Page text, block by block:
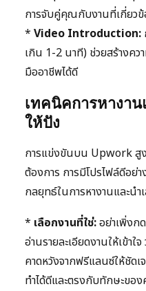
การจับคู่คุณกับงานที่เกี่ยว
* Video Introduction:
เกิน 1-2 นาที) ช่วยสร้างคว
มืออาชีพได้ดี
เทคนิคการหางา
ให้ปัง
การแข่งขันบน Upwork สู
ต้องการ การมีโปรไฟล์ดีอย่
กลยุทธ์ในการหางานและนำ
* เลือกงานที่ใช่:อย่าเพิ่งก
อ่านรายละเอียดงานให้เข้า
คาดหวังจากฟรีแลนซ์ให้ชัด
ทำได้ดีและตรงกับทักษะขอ